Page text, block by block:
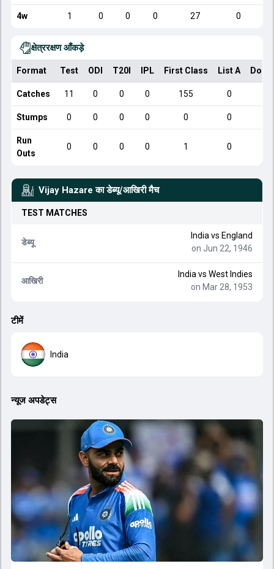
4w 1 0 0 0 27 0
क्षेत्ररक्षण आँकड़े
Format Test ODI T20I IPL First Class List A
Catches 11 0 0 0 155 0
Stumps 0 0 0 0 0 0
Run
Outs
0 0 0 0 1 0
Vijay Hazare का डेब्यू/आखिरी मैच
TEST MATCHES
डेब्यू
India vs England
on Jun 22, 1946
आखिरी
India vs West Indies
on Mar 28, 1953
टीमें
India
न्यूज अपडेट्स